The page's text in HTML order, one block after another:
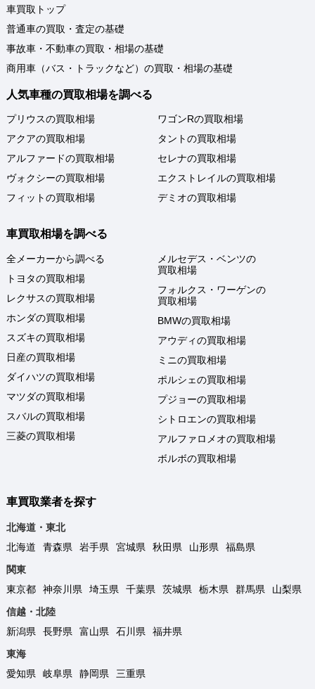
車買取トップ
普通車の買取・査定の基礎
事故車・不動車の買取・相場の基礎
商用車（バス・トラックなど）の買取・相場の基礎
人気車種の買取相場を調べる
プリウスの買取相場
アクアの買取相場
アルファードの買取相場
ヴォクシーの買取相場
フィットの買取相場
ワゴンRの買取相場
タントの買取相場
セレナの買取相場
エクストレイルの買取相場
デミオの買取相場
車買取相場を調べる
全メーカーから調べる
トヨタの買取相場
レクサスの買取相場
ホンダの買取相場
スズキの買取相場
日産の買取相場
ダイハツの買取相場
マツダの買取相場
スバルの買取相場
三菱の買取相場
メルセデス・ベンツの
買取相場
フォルクス・ワーゲンの
買取相場
BMWの買取相場
アウディの買取相場
ミニの買取相場
ポルシェの買取相場
プジョーの買取相場
シトロエンの買取相場
アルファロメオの買取相場
ボルボの買取相場
車買取業者を探す
北海道・東北
北海道
青森県 岩手県 宮城県 秋田県 山形県
福島県
関東
東京都
神奈川県 埼玉県 千葉県 茨城県 栃木県 群馬県
山梨県
信越・北陸
新潟県
長野県 富山県 石川県
福井県
東海
愛知県
岐阜県 静岡県
三重県